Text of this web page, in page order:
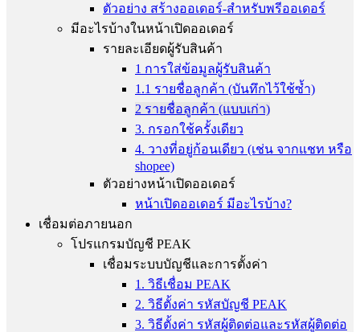
ตัวอย่าง สร้างออเดอร์-สำหรับพรีออเดอร์
มีอะไรบ้างในหน้าเปิดออเดอร์
รายละเอียดผู้รับสินค้า
1 การใส่ข้อมูลผู้รับสินค้า
1.1 รายชื่อลูกค้า (บันทึกไว้ใช้ซ้ำ)
2 รายชื่อลูกค้า (แบบเก่า)
3. กรอกใช้ครั้งเดียว
4. วางที่อยู่ก้อนเดียว (เช่น จากแชท หรือ
shopee)
ตัวอย่างหน้าเปิดออเดอร์
หน้าเปิดออเดอร์ มีอะไรบ้าง?
เชื่อมต่อภายนอก
โปรแกรมบัญชี PEAK
เชื่อมระบบบัญชีและการตั้งค่า
1. วิธีเชื่อม PEAK
2. วิธีตั้งค่า รหัสบัญชี PEAK
3. วิธีตั้งค่า รหัสผู้ติดต่อและรหัสผู้ติดต่อ